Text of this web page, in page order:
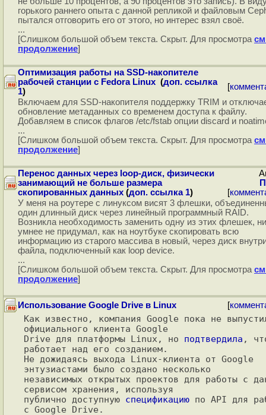
горького раннего опыта с данной репликой и файловым
пытался отговорить его от этого, но интерес взял своё.
...
[Слишком большой объем текста. Скрыт. Для просмотра
продолжение]
Оптимизация работы на SSD-накопителе
рабочей станции с Fedora Linux (доп. ссылка
1) [
Включаем для SSD-накопителя поддержку TRIM и
обновление метаданных со временем доступа к файлу.
Добавляем в список флагов /etc/fstab опции discard и
...
[Слишком большой объем текста. Скрыт. Для просмотра
продолжение]
Перенос данных через loop-диск, физически
занимающий не больше размера
скопированных данных (доп. ссылка 1)
[
У меня на роутере с линуксом висят 3 флешки,
один длинный диск через линейный программный RAID.
Возникла необходимость заменить одну из этих флешек,
умнее не придумал, как на ноутбуке скопировать всю
информацию из старого массива в новый, через диск
файла, подключенный как loop device.
...
[Слишком большой объем текста. Скрыт. Для просмотра
продолжение]
Использование Google Drive в Linux [
Как известно, компания Google пока не
официального клиента Google
Drive для платформы Linux, но подтвердила ,
работает над его созданием.
Не дожидаясь выхода Linux-клиента от Google
энтузиастами было создано несколько
независимых открытых проектов для работы с
сервисом хранения, используя
публично доступную спецификацию по API для
с Google Drive.